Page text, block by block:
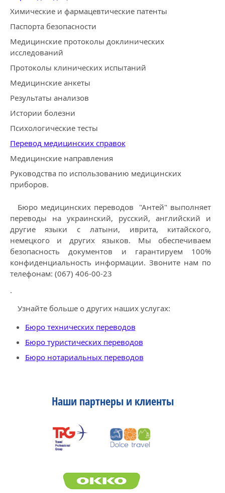
Химические и фармацевтические патенты
Паспорта безопасности
Медицинские протоколы доклинических
исследований
Протоколы клинических испытаний
Медицинские анкеты
Результаты анализов
Истории болезни
Психологические тесты
Перевод медицинских справок
Медицинские направления
Руководства по использованию медицинских
приборов.
Бюро медицинских переводов "Антей" выполняет
переводы на украинский, русский, английский и
другие языки с латыни, иврита, китайского,
немецкого и других языков. Мы обеспечиваем
безопасность документов и гарантируем 100%
конфиденциальность информации. Звоните нам по
телефонам: (067) 406-00-23
.
Узнайте больше о других наших услугах:
Бюро технических переводов
Бюро туристических переводов
Бюро нотариальных переводов
Наши партнеры и клиенты